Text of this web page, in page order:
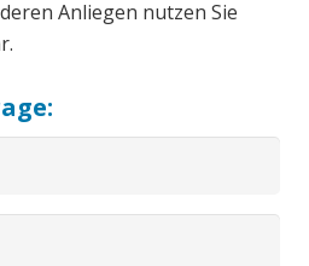
Anliegen nutzen Sie